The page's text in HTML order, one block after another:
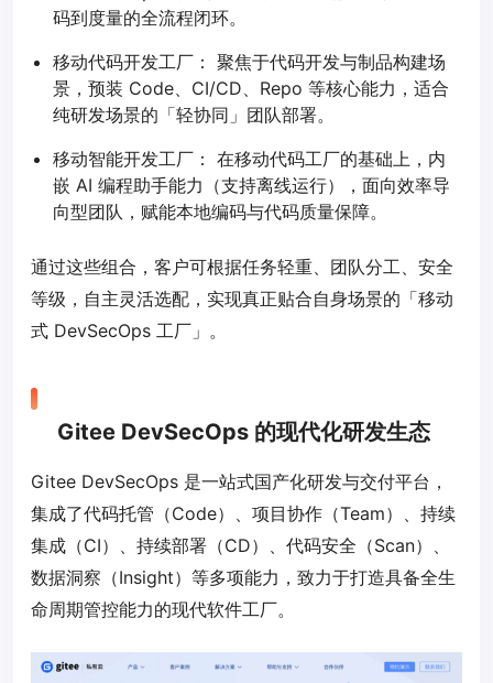
码到度量的全流程闭环。
移动代码开发工厂： 聚焦于代码开发与制品构建场
景，预装 Code、CI/CD、Repo 等核心能力，适合
纯研发场景的「轻协同」团队部署。
移动智能开发工厂： 在移动代码工厂的基础上，内
嵌 AI 编程助手能力（支持离线运行），面向效率导
向型团队，赋能本地编码与代码质量保障。
通过这些组合，客户可根据任务轻重、团队分工、安全
等级，自主灵活选配，实现真正贴合自身场景的「移动
式 DevSecOps 工厂」。
Gitee DevSecOps 的现代化研发生态
Gitee DevSecOps 是一站式国产化研发与交付平台，
集成了代码托管（Code）、项目协作（Team）、持续
集成（CI）、持续部署（CD）、代码安全（Scan）、
数据洞察（Insight）等多项能力，致力于打造具备全生
命周期管控能力的现代软件工厂。